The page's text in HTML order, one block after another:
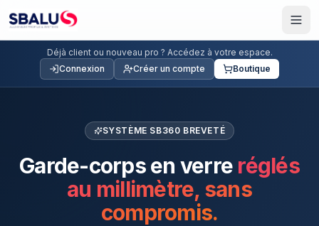
Déjà client ou nouveau pro ? Accédez à votre espace.
Connexion
Créer un compte Boutique
SYSTÈME SB360 BREVETÉ
Garde-corps en verre réglés
au millimètre, sans
compromis.